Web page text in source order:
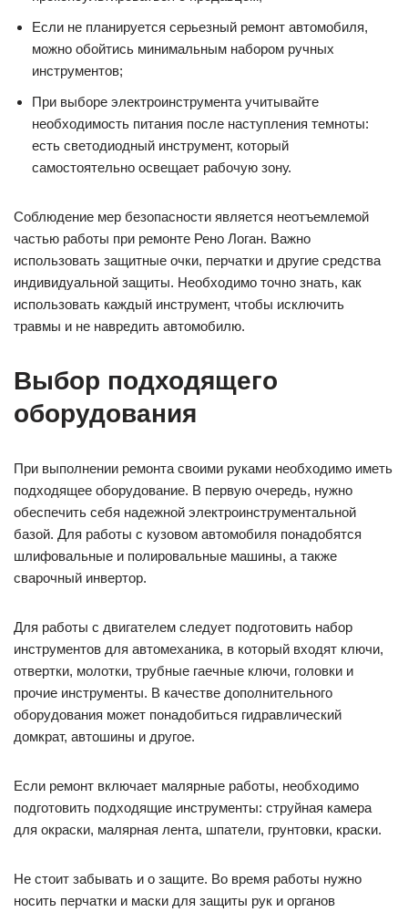
Если не планируется серьезный ремонт автомобиля,
можно обойтись минимальным набором ручных
инструментов;
При выборе электроинструмента учитывайте
необходимость питания после наступления темноты:
есть светодиодный инструмент, который
самостоятельно освещает рабочую зону.
Соблюдение мер безопасности является неотъемлемой
частью работы при ремонте Рено Логан. Важно
использовать защитные очки, перчатки и другие средства
индивидуальной защиты. Необходимо точно знать, как
использовать каждый инструмент, чтобы исключить
травмы и не навредить автомобилю.
Выбор подходящего
оборудования
При выполнении ремонта своими руками необходимо иметь
подходящее оборудование. В первую очередь, нужно
обеспечить себя надежной электроинструментальной
базой. Для работы с кузовом автомобиля понадобятся
шлифовальные и полировальные машины, а также
сварочный инвертор.
Для работы с двигателем следует подготовить набор
инструментов для автомеханика, в который входят ключи,
отвертки, молотки, трубные гаечные ключи, головки и
прочие инструменты. В качестве дополнительного
оборудования может понадобиться гидравлический
домкрат, автошины и другое.
Если ремонт включает малярные работы, необходимо
подготовить подходящие инструменты: струйная камера
для окраски, малярная лента, шпатели, грунтовки, краски.
Не стоит забывать и о защите. Во время работы нужно
носить перчатки и маски для защиты рук и органов